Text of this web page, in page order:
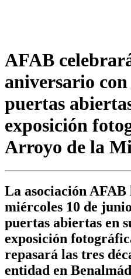
AFAB
aniversario
puertas
exposición
Arroyo de la
La asociación AFAB
miércoles 10 de
puertas abiertas en
exposición
repasará las tres
entidad en